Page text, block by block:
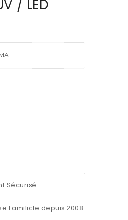
/ LED
Sécurisé
Familiale depuis 2008